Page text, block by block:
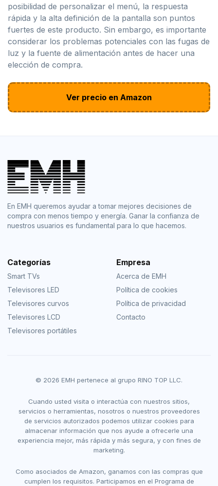
posibilidad de personalizar el menú, la respuesta
rápida y la alta definición de la pantalla son puntos
fuertes de este producto. Sin embargo, es importante
considerar los problemas potenciales con las fugas de
luz y la fuente de alimentación antes de hacer una
elección de compra.
Ver precio en Amazon
En EMH queremos ayudar a tomar mejores decisiones de
compra con menos tiempo y energía. Ganar la confianza de
nuestros usuarios es fundamental para lo que hacemos.
Categorías
Smart TVs
Televisores LED
Televisores curvos
Televisores LCD
Televisores portátiles
Empresa
Acerca de EMH
Política de cookies
Política de privacidad
Contacto
© 2026 EMH pertenece al grupo RINO TOP LLC.
Cuando usted visita o interactúa con nuestros sitios,
servicios o herramientas, nosotros o nuestros proveedores
de servicios autorizados podemos utilizar cookies para
almacenar información que nos ayude a ofrecerle una
experiencia mejor, más rápida y más segura, y con fines de
marketing.
Como asociados de Amazon, ganamos con las compras que
cumplen los requisitos. Participamos en el Programa de